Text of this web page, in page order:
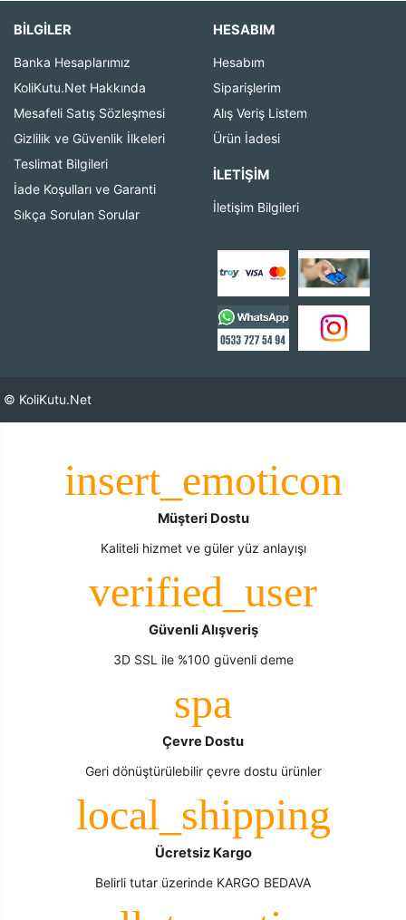
BİLGİLER
Banka Hesaplarımız
KoliKutu.Net Hakkında
Mesafeli Satış Sözleşmesi
Gizlilik ve Güvenlik İlkeleri
Teslimat Bilgileri
İade Koşulları ve Garanti
Sıkça Sorulan Sorular
HESABIM
Hesabım
Siparişlerim
Alış Veriş Listem
Ürün İadesi
İLETIŞIM
İletişim Bilgileri
© KoliKutu.Net
Müşteri Dostu
Kaliteli hizmet ve güler yüz anlayışı
Güvenli Alışveriş
3D SSL ile %100 güvenli deme
Çevre Dostu
Geri dönüştürülebilir çevre dostu ürünler
Ücretsiz Kargo
Belirli tutar üzerinde KARGO BEDAVA